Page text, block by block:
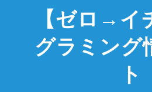
【ゼロ→イ
グラミング
ト